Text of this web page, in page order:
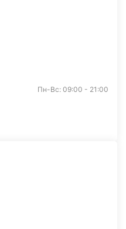
Пн-Вс: 09:00 - 21:00